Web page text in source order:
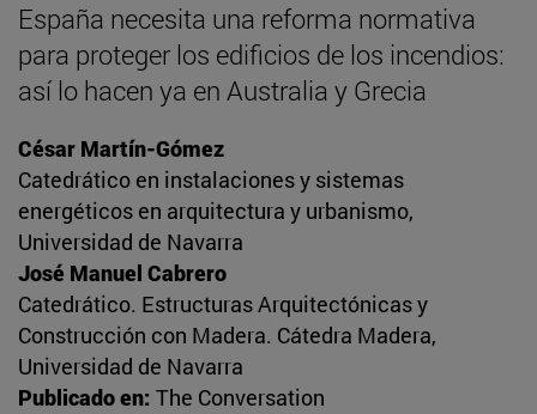
España necesita una reforma normativa
para proteger los edificios de los incendios:
así lo hacen ya en Australia y Grecia
César Martín-Gómez
Catedrático en instalaciones y sistemas
energéticos en arquitectura y urbanismo,
Universidad de Navarra
José Manuel Cabrero
Catedrático. Estructuras Arquitectónicas y
Construcción con Madera. Cátedra Madera,
Universidad de Navarra
Publicado en: The Conversation